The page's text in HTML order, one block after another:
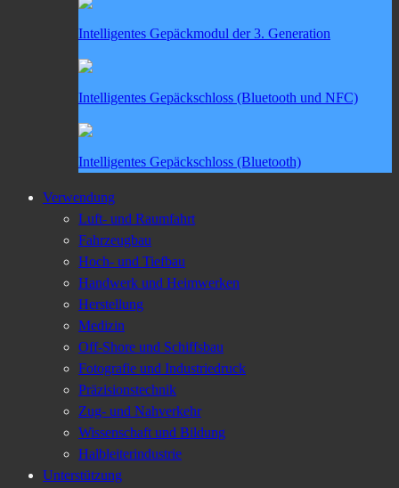
Intelligentes Gepäckmodul der 3. Generation
Intelligentes Gepäckschloss (Bluetooth und NFC)
Intelligentes Gepäckschloss (Bluetooth)
Verwendung
Luft- und Raumfahrt
Fahrzeugbau
Hoch- und Tiefbau
Handwerk und Heimwerken
Herstellung
Medizin
Off-Shore und Schiffsbau
Fotografie und Industriedruck
Präzisionstechnik
Zug- und Nahverkehr
Wissenschaft und Bildung
Halbleiterindustrie
Unterstützung